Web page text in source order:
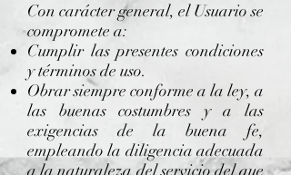
Con carácter general, el Usuario se
compromete a:
Cumplir las presentes condiciones
y términos de uso.
Obrar siempre conforme a la ley, a
las buenas costumbres y a las
exigencias de la buena fe,
empleando la diligencia adecuada
a la naturaleza del servicio del que